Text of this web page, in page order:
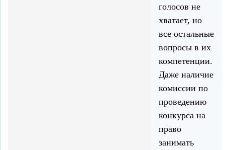
голосов не
хватает, но
все остальные
вопросы в их
компетенции.
Даже наличие
комиссии по
проведению
конкурса на
право
занимать